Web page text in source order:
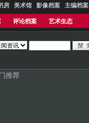
房 美术馆 影像档案 主编档案
评论档案 艺术生态
推荐